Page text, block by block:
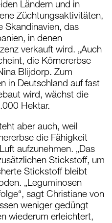
Ländern und in
Züchtungsaktivitäten,
Skandinavien, das
in denen
verkauft wird. „Auch
die Körnererbse
Blijdorp. Zum
in Deutschland auf fast
wird, wächst die
Hektar.
aber auch, weil
die Fähigkeit
aufzunehmen. „Das
Stickstoff, um
Stickstoff bleibt
„Leguminosen
sagt Christiane von
weniger gedüngt
wiederum erleichtert,